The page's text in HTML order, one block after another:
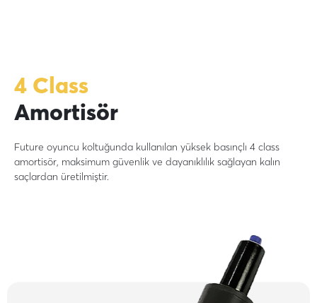
4 Class
Amortisör
Future oyuncu koltuğunda kullanılan yüksek basınçlı 4 class
amortisör, maksimum güvenlik ve dayanıklılık sağlayan kalın
saçlardan üretilmiştir.